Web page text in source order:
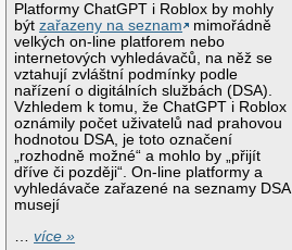
Platformy ChatGPT i Roblox by mohly
býtzařazeny na seznam
mimořádně
velkých on-line platforem nebo
internetových vyhledávačů, na něž se
vztahují zvláštní podmínky podle
nařízení o digitálních službách (DSA).
Vzhledem k tomu, že ChatGPT i Roblox
oznámily počet uživatelů nad prahovou
hodnotou DSA, je toto označení
„rozhodně možné“ a mohlo by „přijít
dříve či později“. On-line platformy a
vyhledávače zařazené na seznamy DSA
musejí
…více »